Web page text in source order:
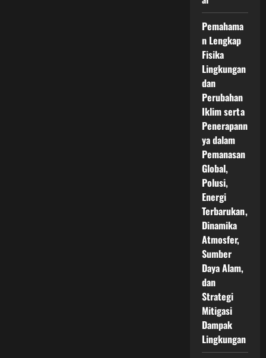
Pemahama
n Lengkap
Fisika
Lingkungan
dan
Perubahan
Iklim serta
Penerapann
ya dalam
Pemanasan
Global,
Polusi,
Energi
Terbarukan,
Dinamika
Atmosfer,
Sumber
Daya Alam,
dan
Strategi
Mitigasi
Dampak
Lingkungan